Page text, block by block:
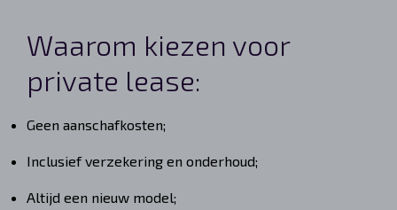
Waarom kiezen voor
private lease:
Geen aanschafkosten;
Inclusief verzekering en onderhoud;
Altijd een nieuw model;